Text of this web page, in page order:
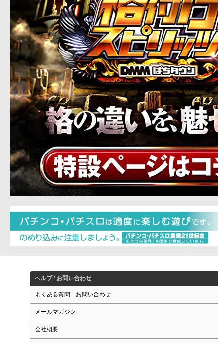
ヘルプ / お問い合わせ
よくある質問・お問い合わせ
メールマガジン
会社概要